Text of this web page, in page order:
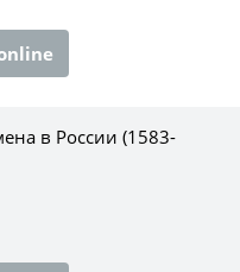
в России (1583-